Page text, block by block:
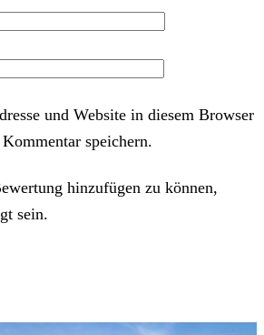
und Website in diesem Browser
speichern.
hinzufügen zu können,
sein.